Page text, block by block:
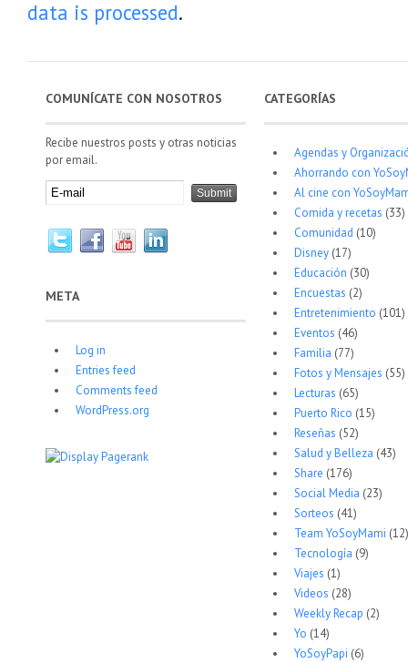
data is processed.
COMUNÍCATE CON NOSOTROS
Recibe nuestros posts y otras noticias
por email.
META
Log in
Entries feed
Comments feed
WordPress.org
CATEGORÍAS
Agendas y
Ahorrando con
Al cine con
Comida y recetas (33)
Comunidad (10)
Disney(17)
Educación (30)
Encuestas (2)
Entretenimiento (101)
Eventos (46)
Familia (77)
Fotos y Mensajes (55)
Lecturas (65)
Puerto Rico (15)
Reseñas (52)
Salud y Belleza (43)
Share (176)
Social Media (23)
Sorteos (41)
Team YoSoyMami (12)
Tecnología (9)
Viajes (1)
Videos (28)
Weekly Recap (2)
Yo (14)
YoSoyPapi (6)